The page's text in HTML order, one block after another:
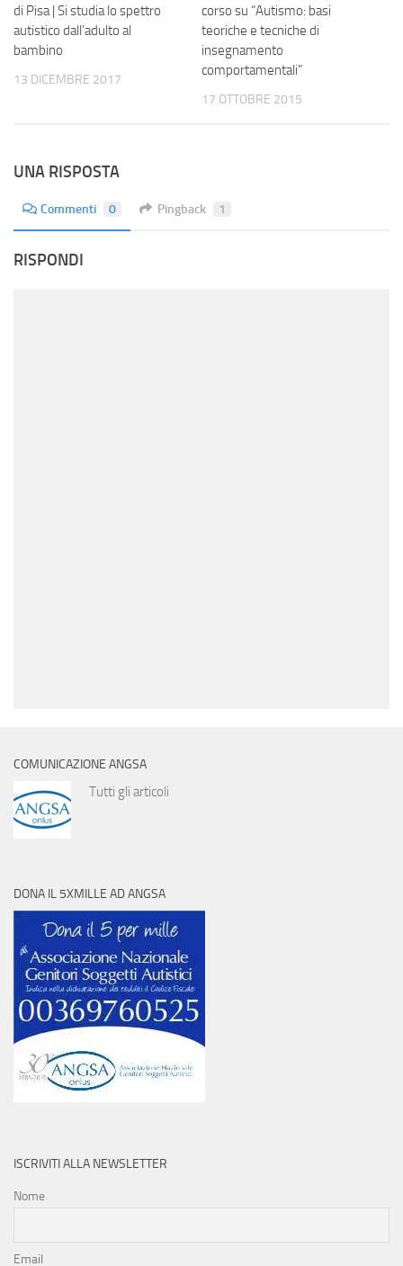
di Pisa | Si studia lo spettro
autistico dall’adulto al
bambino
13 DICEMBRE 2017
corso su “Autismo: basi
teoriche e tecniche di
insegnamento
comportamentali”
17 OTTOBRE 2015
UNA RISPOSTA
Commenti 0 Pingback 1
RISPONDI
COMUNICAZIONE ANGSA
Tutti gli articoli
DONA IL 5XMILLE AD ANGSA
ISCRIVITI ALLA NEWSLETTER
Nome
Email